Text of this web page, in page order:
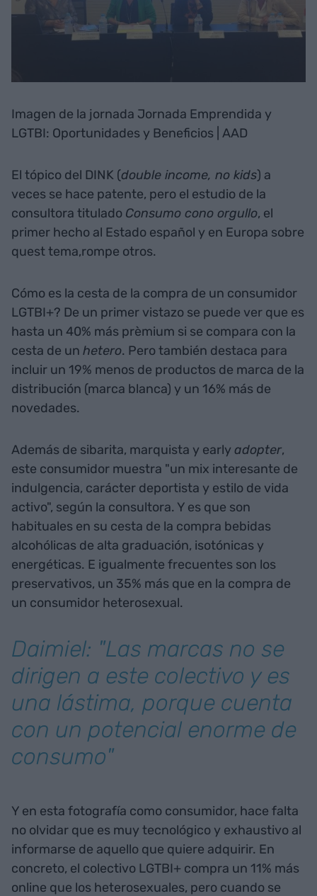
Imagen de la jornada Jornada Emprendida y
LGTBI: Oportunidades y Beneficios | AAD
El tópico del DINK (double income, no kids) a
veces se hace patente, pero el estudio de la
consultora titulado Consumo cono orgullo, el
primer hecho al Estado español y en Europa sobre
quest tema,rompe otros.
Cómo es la cesta de la compra de un consumidor
LGTBI+? De un primer vistazo se puede ver que es
hasta un 40% más prèmium si se compara con la
cesta de un hetero. Pero también destaca para
incluir un 19% menos de productos de marca de la
distribución (marca blanca) y un 16% más de
novedades.
Además de sibarita, marquista y early adopter,
este consumidor muestra "un mix interesante de
indulgencia, carácter deportista y estilo de vida
activo", según la consultora. Y es que son
habituales en su cesta de la compra bebidas
alcohólicas de alta graduación, isotónicas y
energéticas. E igualmente frecuentes son los
preservativos, un 35% más que en la compra de
un consumidor heterosexual.
Daimiel: "Las marcas no se
dirigen a este colectivo y es
una lástima, porque cuenta
con un potencial enorme de
consumo"
Y en esta fotografía como consumidor, hace falta
no olvidar que es muy tecnológico y exhaustivo al
informarse de aquello que quiere adquirir. En
concreto, el colectivo LGTBI+ compra un 11% más
online que los heterosexuales, pero cuando se